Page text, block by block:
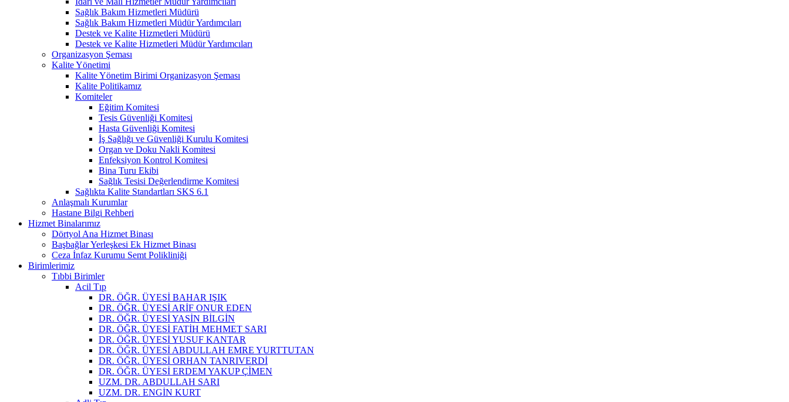
Sağlık Bakım Hizmetleri Müdürü
Sağlık Bakım Hizmetleri Müdür Yardımcıları
Destek ve Kalite Hizmetleri Müdürü
Destek ve Kalite Hizmetleri Müdür Yardımcıları
Organizasyon Şeması
Kalite Yönetimi
Kalite Yönetim Birimi Organizasyon Şeması
Kalite Politikamız
Komiteler
Eğitim Komitesi
Tesis Güvenliği Komitesi
Hasta Güvenliği Komitesi
İş Sağlığı ve Güvenliği Kurulu Komitesi
Organ ve Doku Nakli Komitesi
Enfeksiyon Kontrol Komitesi
Bina Turu Ekibi
Sağlık Tesisi Değerlendirme Komitesi
Sağlıkta Kalite Standartları SKS 6.1
Anlaşmalı Kurumlar
Hastane Bilgi Rehberi
Hizmet Binalarımız
Dörtyol Ana Hizmet Binası
Başbağlar Yerleşkesi Ek Hizmet Binası
Ceza İnfaz Kurumu Semt Polikliniği
Birimlerimiz
Tıbbi Birimler
Acil Tıp
DR. ÖĞR. ÜYESİ BAHAR IŞIK
DR. ÖĞR. ÜYESİ ARİF ONUR EDEN
DR. ÖĞR. ÜYESİ YASİN BİLGİN
DR. ÖĞR. ÜYESİ FATİH MEHMET SARI
DR. ÖĞR. ÜYESİ YUSUF KANTAR
DR. ÖĞR. ÜYESİ ABDULLAH EMRE YURTTUTAN
DR. ÖĞR. ÜYESİ ORHAN TANRIVERDİ
DR. ÖĞR. ÜYESİ ERDEM YAKUP ÇİMEN
UZM. DR. ABDULLAH SARI
UZM. DR. ENGİN KURT